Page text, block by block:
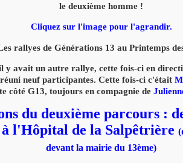
le deuxième homme !
Cliquez sur l'image pour l'agrandir.
y avait un autre rallye, cette fois-ci en
neuf participantes. Cette fois-ci c'était
côté G13, toujours en compagnie de
du deuxième parcours : d
l'Hôpital de la Salpêtrière
devant la mairie du 13ème)